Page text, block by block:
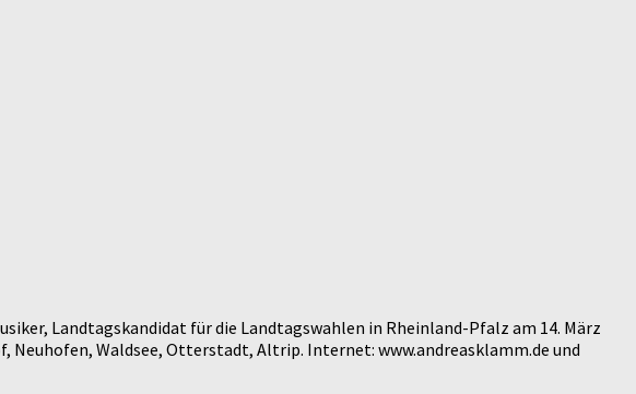
Landtagskandidat für die Landtagswahlen in Rheinland-Pfalz am 14. März
Waldsee, Otterstadt, Altrip. Internet: www.andreasklamm.de und